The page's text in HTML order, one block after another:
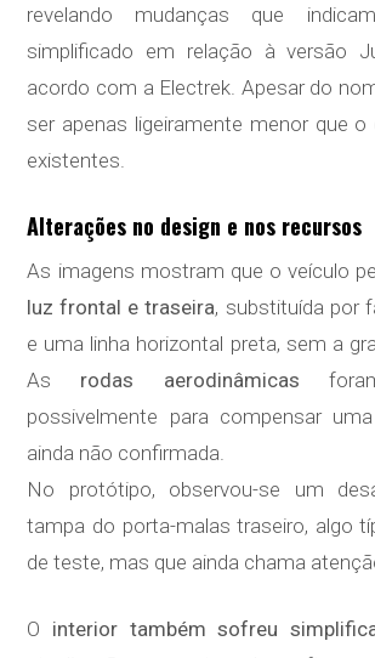
revelando mudanças que
simplificado em relação à versão
acordo com a Electrek. Apesar do
ser apenas ligeiramente menor que
existentes.
Alterações no design e nos recursos
As imagens mostram que o veículo
luz frontal e traseira, substituída por
e uma linha horizontal preta, sem a
As rodas aerodinâmicas
possivelmente para compensar
ainda não confirmada.
No protótipo, observou-se um
tampa do porta-malas traseiro, algo
de teste, mas que ainda chama
O interior também sofreu